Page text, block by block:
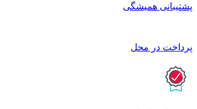
پشتیبانی همیشگی
پرداخت در محل